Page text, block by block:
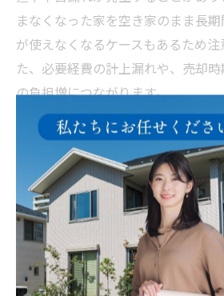
まなくなった家を空き家のまま長
が使えなくなるケースもあるため注
た、必要経費の計上漏れや、売却
の負担増につながります。
税金対策を確実に行うためには、売
準備や税制の最新情報を確認し、専
進めることが大切です。焦って売
計画的な準備が成功への第一歩です
不動産売却契約時に気をつけたい
不動産売却契約時の手続きの流れを